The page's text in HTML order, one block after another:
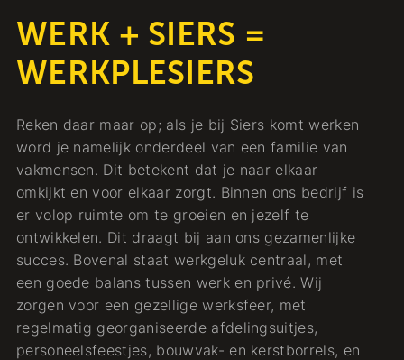
WERK + SIERS =
WERKPLESIERS
Reken daar maar op; als je bij Siers komt werken
word je namelijk onderdeel van een familie van
vakmensen. Dit betekent dat je naar elkaar
omkijkt en voor elkaar zorgt. Binnen ons bedrijf is
er volop ruimte om te groeien en jezelf te
ontwikkelen. Dit draagt bij aan ons gezamenlijke
succes. Bovenal staat werkgeluk centraal, met
een goede balans tussen werk en privé. Wij
zorgen voor een gezellige werksfeer, met
regelmatig georganiseerde afdelingsuitjes,
personeelsfeestjes, bouwvak- en kerstborrels, en